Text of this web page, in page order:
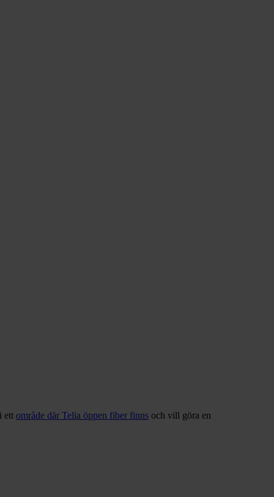
ett område där Telia öppen fiber finns och vill göra en